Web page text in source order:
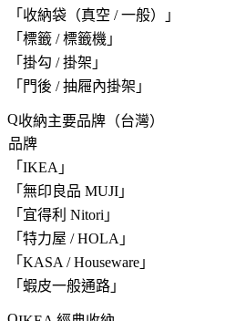
「 收納袋（真空 / 一般） 」
「 標籤 / 標籤機 」
「 掛勾 / 掛架 」
「 門後 / 抽屜內掛架 」
收納主要品牌（台灣）
品牌
「 IKEA 」
「 無印良品 MUJI 」
「 宜得利 Nitori 」
「 特力屋 / HOLA 」
「 KASA / Houseware 」
「 蝦皮一般通路 」